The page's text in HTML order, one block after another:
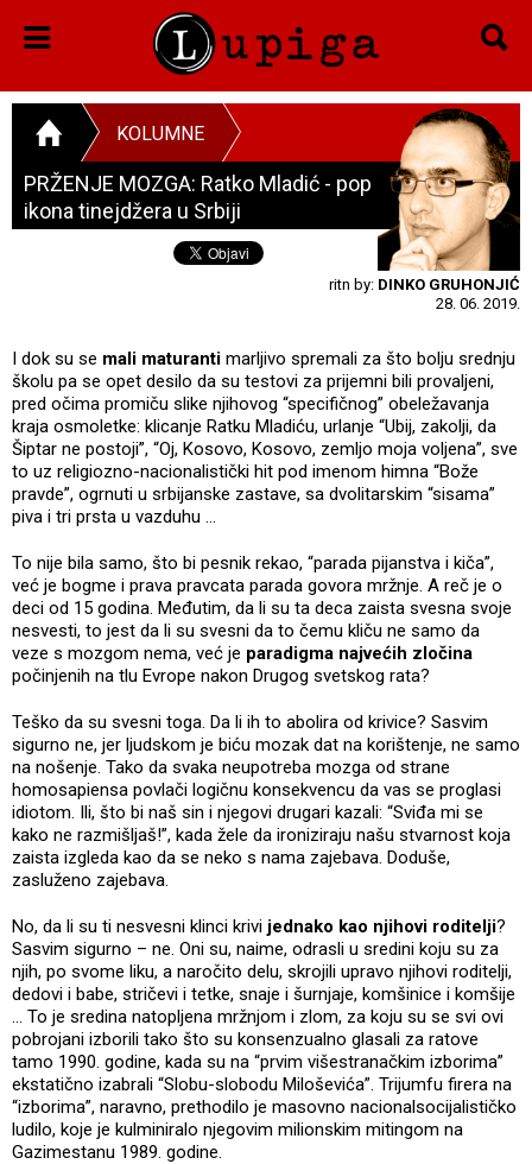
KOLUMNE
PRŽENJE MOZGA: Ratko Mladić - pop
ikona tinejdžera u Srbiji
ritn by: DINKO GRUHONJIĆ
28. 06. 2019.
I dok su se mali maturanti marljivo spremali za što bolju srednju
školu pa se opet desilo da su testovi za prijemni bili provaljeni,
pred očima promiču slike njihovog “specifičnog” obeležavanja
kraja osmoletke: klicanje Ratku Mladiću, urlanje “Ubij, zakolji, da
Šiptar ne postoji”, “Oj, Kosovo, Kosovo, zemljo moja voljena”, sve
to uz religiozno-nacionalistički hit pod imenom himna “Bože
pravde”, ogrnuti u srbijanske zastave, sa dvolitarskim “sisama”
piva i tri prsta u vazduhu …
To nije bila samo, što bi pesnik rekao, “parada pijanstva i kiča”,
već je bogme i prava pravcata parada govora mržnje. A reč je o
deci od 15 godina. Međutim, da li su ta deca zaista svesna svoje
nesvesti, to jest da li su svesni da to čemu kliču ne samo da
veze s mozgom nema, već je paradigma najvećih zločina
počinjenih na tlu Evrope nakon Drugog svetskog rata?
Teško da su svesni toga. Da li ih to abolira od krivice? Sasvim
sigurno ne, jer ljudskom je biću mozak dat na korištenje, ne samo
na nošenje. Tako da svaka neupotreba mozga od strane
homosapiensa povlači logičnu konsekvencu da vas se proglasi
idiotom. Ili, što bi naš sin i njegovi drugari kazali: “Sviđa mi se
kako ne razmišljaš!”, kada žele da ironiziraju našu stvarnost koja
zaista izgleda kao da se neko s nama zajebava. Doduše,
zasluženo zajebava.
No, da li su ti nesvesni klinci krivi jednako kao njihovi roditelji?
Sasvim sigurno – ne. Oni su, naime, odrasli u sredini koju su za
njih, po svome liku, a naročito delu, skrojili upravo njihovi roditelji,
dedovi i babe, stričevi i tetke, snaje i šurnjaje, komšinice i komšije
… To je sredina natopljena mržnjom i zlom, za koju su se svi ovi
pobrojani izborili tako što su konsenzualno glasali za ratove
tamo 1990. godine, kada su na “prvim višestranačkim izborima”
ekstatično izabrali “Slobu-slobodu Miloševića”. Trijumfu firera na
“izborima”, naravno, prethodilo je masovno nacionalsocijalističko
ludilo, koje je kulminiralo njegovim milionskim mitingom na
Gazimestanu 1989. godine.